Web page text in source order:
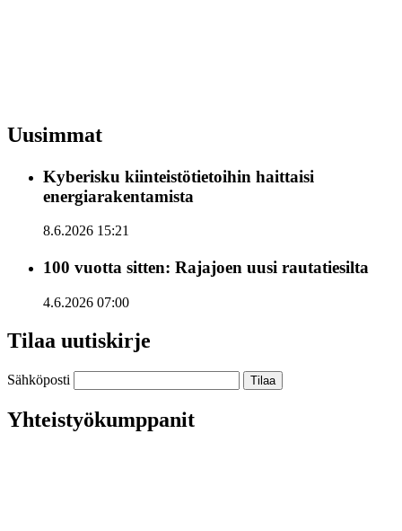
Uusimmat
Kyberisku kiinteistötietoihin haittaisi
energiarakentamista
8.6.2026 15:21
100 vuotta sitten: Rajajoen uusi rautatiesilta
4.6.2026 07:00
Tilaa uutiskirje
Sähköposti
Yhteistyökumppanit